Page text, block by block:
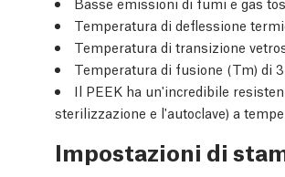
Temperatura di deflessione
Temperatura di transizione
Temperatura di fusione (Tm) di
Il PEEK ha un'incredibile
sterilizzazione e l'autoclave) a
Impostazioni di